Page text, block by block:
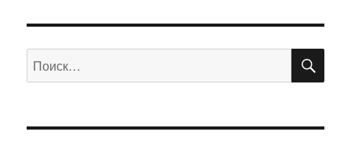
ДТП
новому
Искать: